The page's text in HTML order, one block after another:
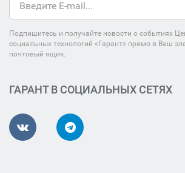
Подпишитесь и получайте новости о событиях
социальных технологий «Гарант» прямо в Ваш
почтовый ящик.
ГАРАНТ В СОЦИАЛЬНЫХ СЕТЯХ